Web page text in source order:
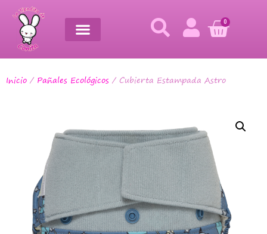
0
Inicio / Pañales Ecológicos / Cubierta Estampada Astro